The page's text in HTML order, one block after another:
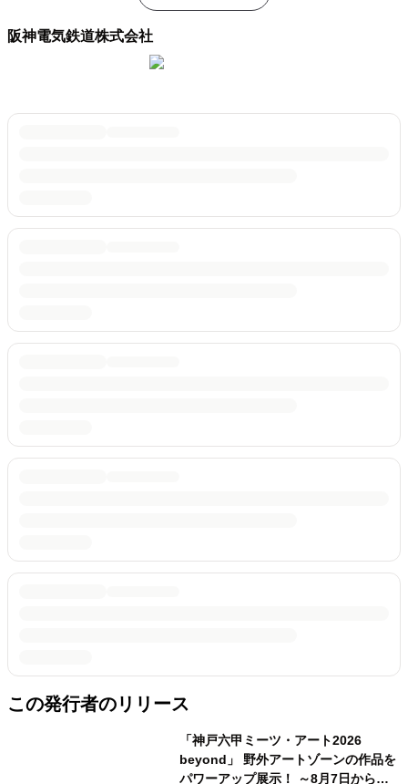
阪神電気鉄道株式会社
この発行者のリリース
「神戸六甲ミーツ・アート2026
beyond」 野外アートゾーンの作品を
パワーアップ展示！ ～8月7日からは